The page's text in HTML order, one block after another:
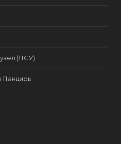
(НСУ)